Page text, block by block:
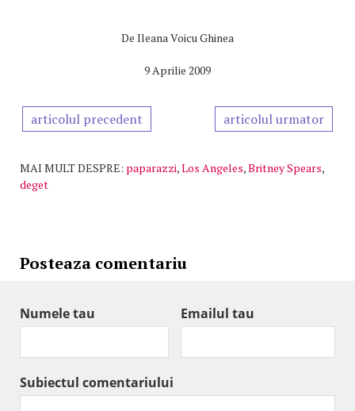
De Ileana Voicu Ghinea
9 Aprilie 2009
articolul precedent articolul urmator
MAI MULT DESPRE: paparazzi,Los Angeles,Britney Spears,
deget
Posteaza comentariu
Numele tau Emailul tau
Subiectul comentariului